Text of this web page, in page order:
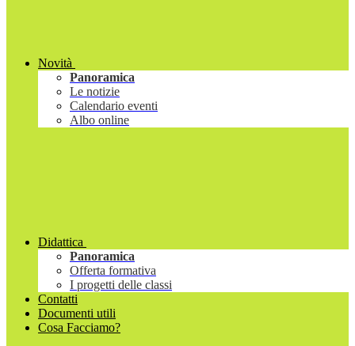
Novità
Panoramica
Le notizie
Calendario eventi
Albo online
Didattica
Panoramica
Offerta formativa
I progetti delle classi
Contatti
Documenti utili
Cosa Facciamo?